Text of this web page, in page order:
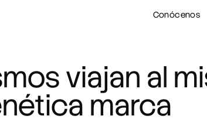
Conócenos
viajan al
marca